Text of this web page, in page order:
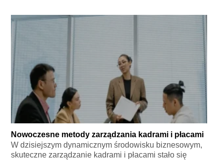
Nowoczesne metody zarządzania kadrami i płacami
W dzisiejszym dynamicznym środowisku biznesowym,
skuteczne zarządzanie kadrami i płacami stało się